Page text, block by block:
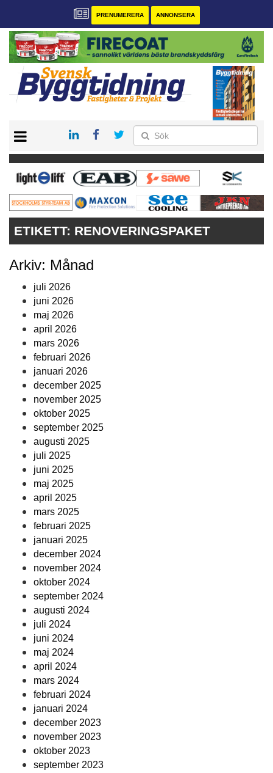
PRENUMERERA ANNONSERA
PRENUMERERA
VÅRA ANDRA MAGASIN
ANNONSERA
KONTAKT
ETIKETT: RENOVERINGSPAKET
Arkiv: Månad
juli 2026
juni 2026
maj 2026
april 2026
mars 2026
februari 2026
januari 2026
december 2025
november 2025
oktober 2025
september 2025
augusti 2025
juli 2025
juni 2025
maj 2025
april 2025
mars 2025
februari 2025
januari 2025
december 2024
november 2024
oktober 2024
september 2024
augusti 2024
juli 2024
juni 2024
maj 2024
april 2024
mars 2024
februari 2024
januari 2024
december 2023
november 2023
oktober 2023
september 2023